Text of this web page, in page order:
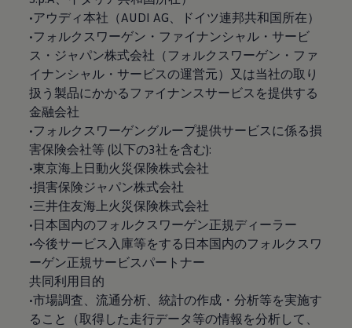
•アウディ本社（AUDI AG、ドイツ連邦共和国所在）
•フォルクスワーゲン・ファイナンシャル・サービ
ス・ジャパン株式会社（フォルクスワーゲン・ファ
イナンシャル・サービスの運営元）又は当社の取り
扱う製品にかかるファイナンスサービスを提供する
金融会社
•フォルクスワーゲングループ提供サービスに係る損
害保険会社等 (以下の3社を含む):
•東京海上日動火災保険株式会社
•損害保険ジャパン株式会社
•三井住友海上火災保険株式会社
•日本国内のフォルクスワーゲン正規ディーラー
•今後サービス入庫等をする日本国内のフォルクスワ
ーゲン正規サービスパートナー
共同利用目的
•市場調査、流通分析、統計の作成・分析等を実施す
ること（取得した走行データ等の情報を分析して、